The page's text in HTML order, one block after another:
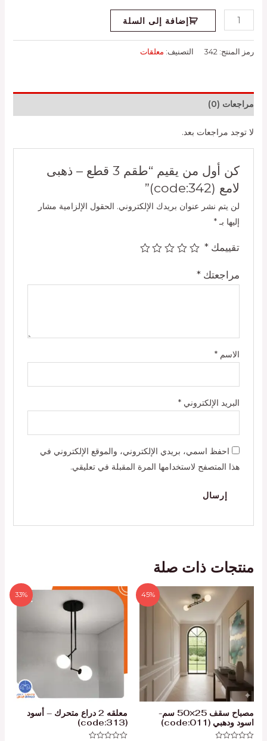
إضافة إلى السلة
رمز المنتج: 342 التصنيف: معلقات
مراجعات (0)
لا توجد مراجعات بعد.
كن أول من يقيم “طقم 3 قطع – ذهبى
لامع (code:342)”
لن يتم نشر عنوان بريدك الإلكتروني. الحقول الإلزامية مشار
إليها بـ*
تقييمك *
مراجعتك *
الاسم *
البريد الإلكتروني *
احفظ اسمي، بريدي الإلكتروني، والموقع الإلكتروني في
هذا المتصفح لاستخدامها المرة المقبلة في تعليقي.
منتجات ذات صلة
45%
مصباح سقف 25×50 سم-
اسود ودهبي (code:011)
33%
معلقه 2 دراع متحرك – أسود
(code:313)